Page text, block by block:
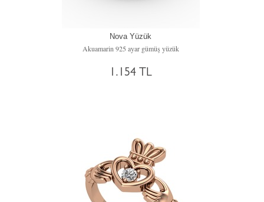
Nova Yüzük
Akuamarin 925 ayar gümüş yüzük
1.154 TL